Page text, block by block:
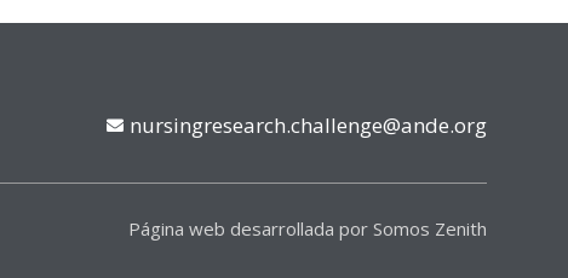
nursingresearch.challenge@ande.org
Página web desarrollada por Somos Zenith